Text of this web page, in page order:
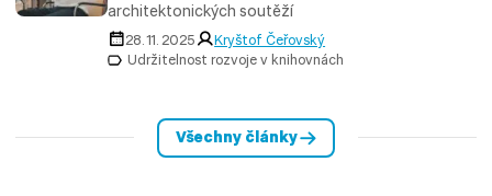
architektonických soutěží
28. 11. 2025
Kryštof Čeřovský
Udržitelnost rozvoje v knihovnách
Všechny články